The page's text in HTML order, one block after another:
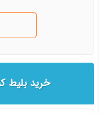
خرید بلیط